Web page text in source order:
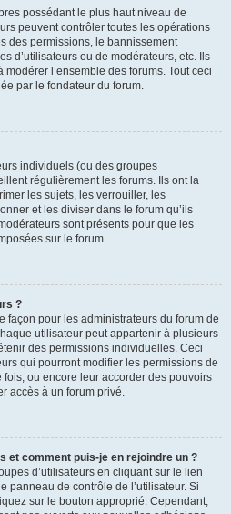
possédant le plus haut niveau de
peuvent contrôler toutes les opérations
des permissions, le bannissement
d’utilisateurs ou de modérateurs, etc. Ils
l’ensemble des forums. Tout ceci
par le fondateur du forum.
individuels (ou des groupes
régulièrement les forums. Ils ont la
les sujets, les verrouiller, les
et les diviser dans le forum qu’ils
sont présents pour que les
sur le forum.
?
façon pour les administrateurs du forum de
utilisateur peut appartenir à plusieurs
des permissions individuelles. Ceci
qui pourront modifier les permissions de
ou encore leur accorder des pouvoirs
accès à un forum privé.
et comment puis-je en rejoindre un ?
d’utilisateurs en cliquant sur le lien
panneau de contrôle de l’utilisateur. Si
sur le bouton approprié. Cependant,